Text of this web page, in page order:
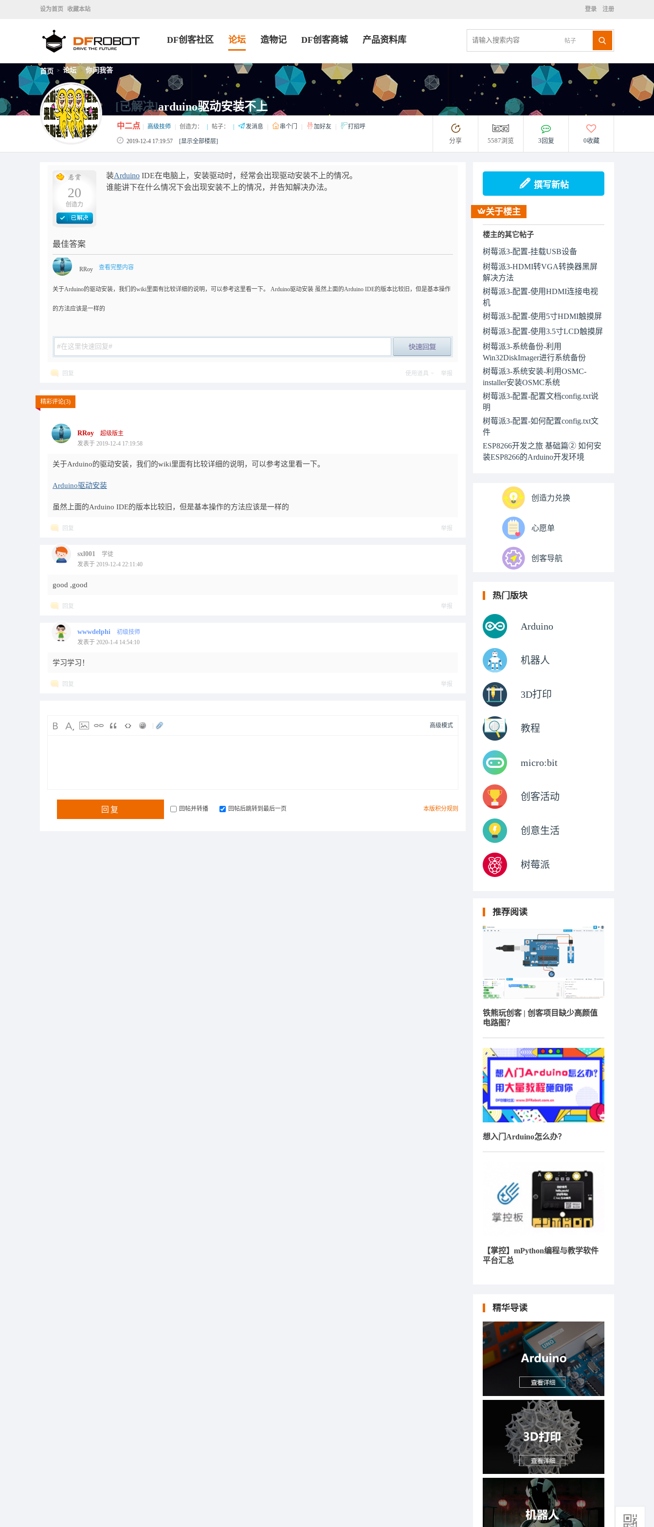
设为首页 收藏本站 登录 注册
帖子
DF创客社区 论坛 造物记 DF创客商城 产品资料库
首页 > 论坛 > 你问我答
[已解决]arduino驱动安装不上
中二点 高级技师 创造力： 帖子： 发消息 串个门 加好友 打招呼
2019-12-4 17:19:57 [显示全部楼层] 分享 5587浏览 3回复 0收藏
20
创造力
装Arduino IDE在电脑上，安装驱动时，经常会出现驱动安装不上的情况。
谁能讲下在什么情况下会出现安装不上的情况，并告知解决办法。
最佳答案
RRoy 查看完整内容
关于Arduino的驱动安装，我们的wiki里面有比较详细的说明，可以参考这里看一下。 Arduino驱动安装 虽然上面的Arduino IDE的版本比较旧，但是基本操作
的方法应该是一样的
回复 使用道具 举报
精彩评论(3)
RRoy
超级版主
发表于 2019-12-4 17:19:58
关于Arduino的驱动安装，我们的wiki里面有比较详细的说明，可以参考这里看一下。
Arduino驱动安装
虽然上面的Arduino IDE的版本比较旧，但是基本操作的方法应该是一样的
回复 举报
sxl001
学徒
发表于 2019-12-4 22:11:40
good ,good
回复 举报
wwwdelphi
初级技师
发表于 2020-1-4 14:54:10
学习学习！
回复 举报
高级模式
本版积分规则
回复 回帖并转播 回帖后跳转到最后一页
撰写新帖
关于楼主
楼主的其它帖子
树莓派3-配置-挂载USB设备
树莓派3-HDMI转VGA转换器黑屏
解决方法
树莓派3-配置-使用HDMI连接电视
机
树莓派3-配置-使用5寸HDMI触摸屏
树莓派3-配置-使用3.5寸LCD触摸屏
树莓派3-系统备份-利用
Win32DiskImager进行系统备份
树莓派3-系统安装-利用OSMC-
installer安装OSMC系统
树莓派3-配置-配置文档config.txt说
明
树莓派3-配置-如何配置config.txt文
件
ESP8266开发之旅 基础篇② 如何安
装ESP8266的Arduino开发环境
创造力兑换
心愿单
创客导航
热门版块
Arduino
机器人
3D打印
教程
micro:bit
创客活动
创意生活
树莓派
推荐阅读
铁熊玩创客 | 创客项目缺少高颜值
电路图？
想入门Arduino怎么办？
【掌控】mPython编程与教学软件
平台汇总
精华导读